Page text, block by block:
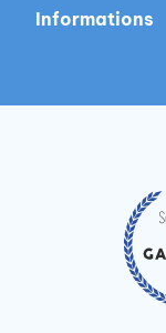
Informations